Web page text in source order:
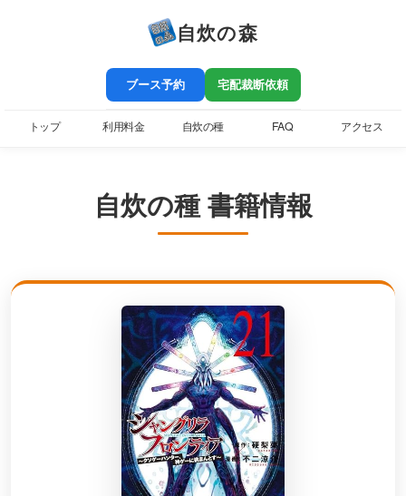
自炊の森
ブース予約 宅配裁断依頼
トップ 利用料金 自炊の種 FAQ アクセス
自炊の種 書籍情報